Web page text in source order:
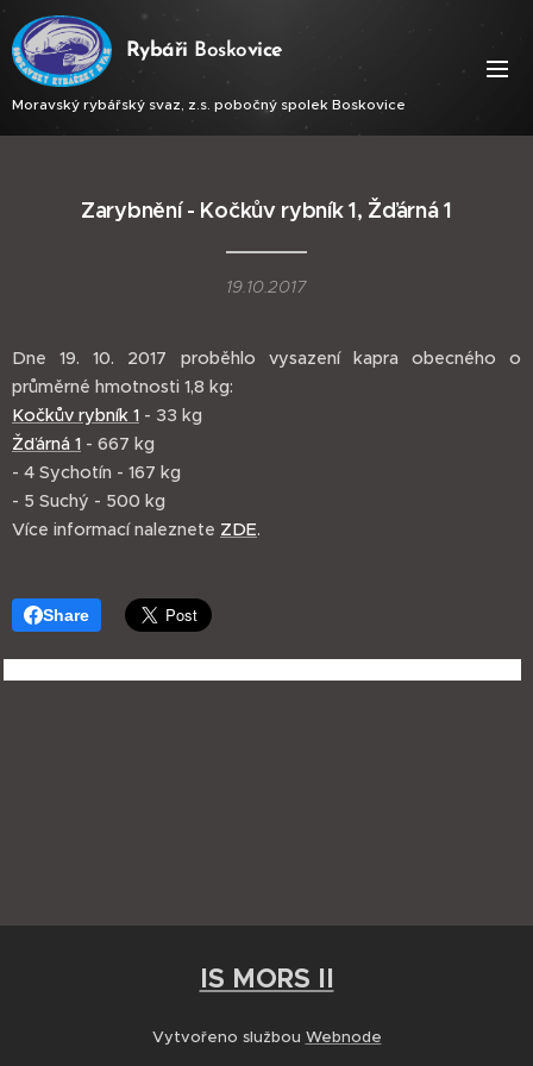
Rybáři Boskovice
Moravský rybářský svaz, z.s. pobočný spolek Boskovice
Zarybnění - Kočkův rybník 1, Žďárná 1
19.10.2017
Dne 19. 10. 2017 proběhlo vysazení kapra obecného o
průměrné hmotnosti 1,8 kg:
Kočkův rybník 1 - 33 kg
Žďárná 1 - 667 kg
- 4 Sychotín - 167 kg
- 5 Suchý - 500 kg
Více informací naleznete ZDE.
Share
IS MORS II
Vytvořeno službou Webnode